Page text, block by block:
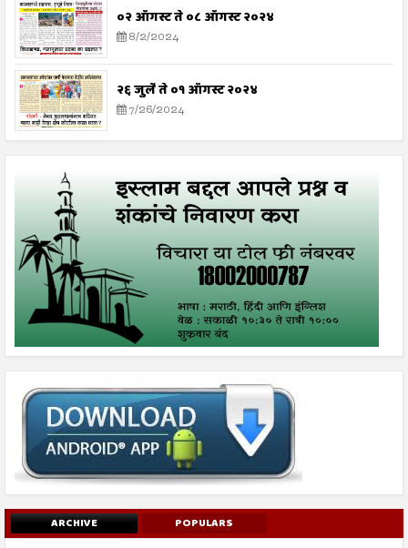
०२ ऑगस्ट ते ०८ ऑगस्ट २०२४
8/2/2024
२६ जुलै ते ०१ ऑगस्ट २०२४
7/26/2024
ARCHIVE POPULARS